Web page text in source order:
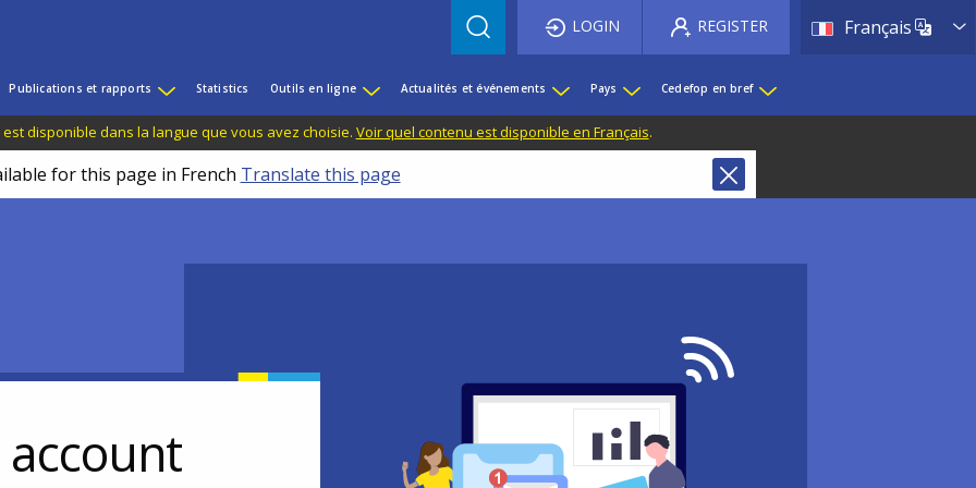
Français List
LOGIN REGISTER
Publications et rapports Statistics Outils en ligne Actualités et événements Pays Cedefop en bref
disponible dans la langue que vous avez choisie. Voir quel contenu est disponible en Français.
for this page in French Translate this page